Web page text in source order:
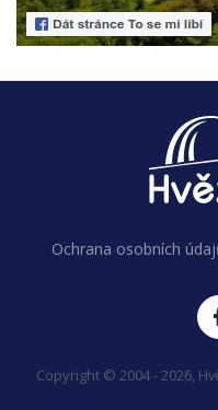
Ochrana osobních
Copyright © 2004 - 2026,